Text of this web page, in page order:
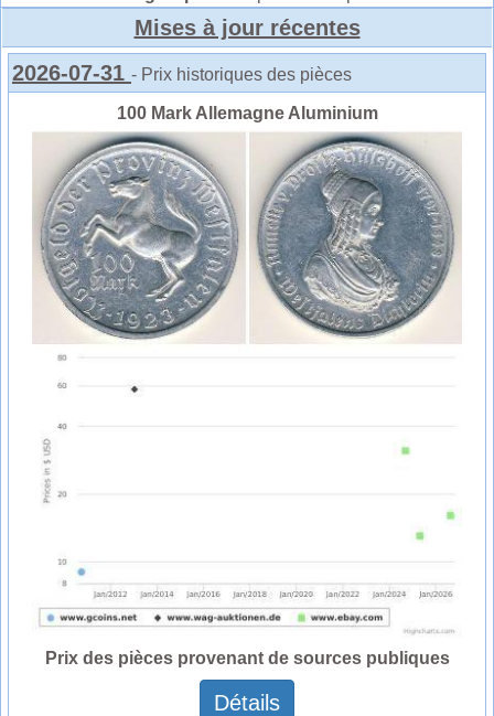
Mises à jour récentes
2026-07-31 - Prix historiques des pièces
100 Mark Allemagne Aluminium
Prix des pièces provenant de sources publiques
Détails